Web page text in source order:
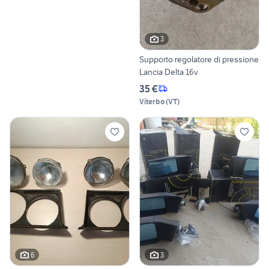
3
Supporto regolatore di pressione
Lancia Delta 16v
35 €
Viterbo(VT)
6 3